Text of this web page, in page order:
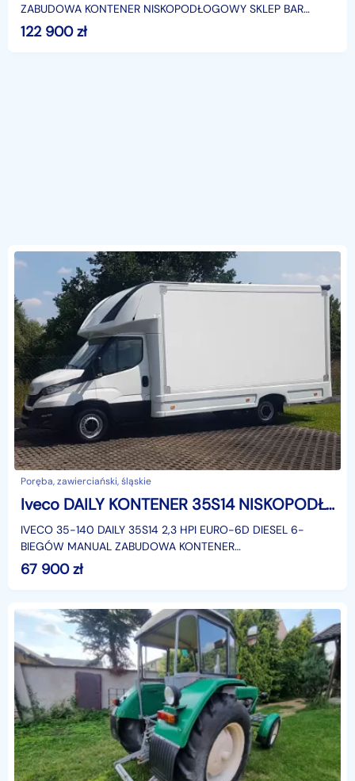
ZABUDOWA KONTENER NISKOPODŁOGOWY SKLEP BAR
FOODTRUCK KLIMATYZACJA 6-BIEGÓW MANUAL DMC:
3500 KG KATEGORIA PRAWA JAZD
122 900zł
Poręba, zawierciański, śląskie
Iveco DAILY KONTENER 35S14 NISKOPODŁOGOWY 4,44x2,23x2,42 KAMPER FOODTRUCK BAR
IVECO 35-140 DAILY 35S14 2,3 HPI EURO-6D DIESEL 6-
BIEGÓW MANUAL ZABUDOWA KONTENER
NISKOPODŁOGOWY 4,44x2,23x2,42 LAMAR LAMBOX
KLIMATYZACJA DMC: 3500 KG KATEGORIA
67 900zł